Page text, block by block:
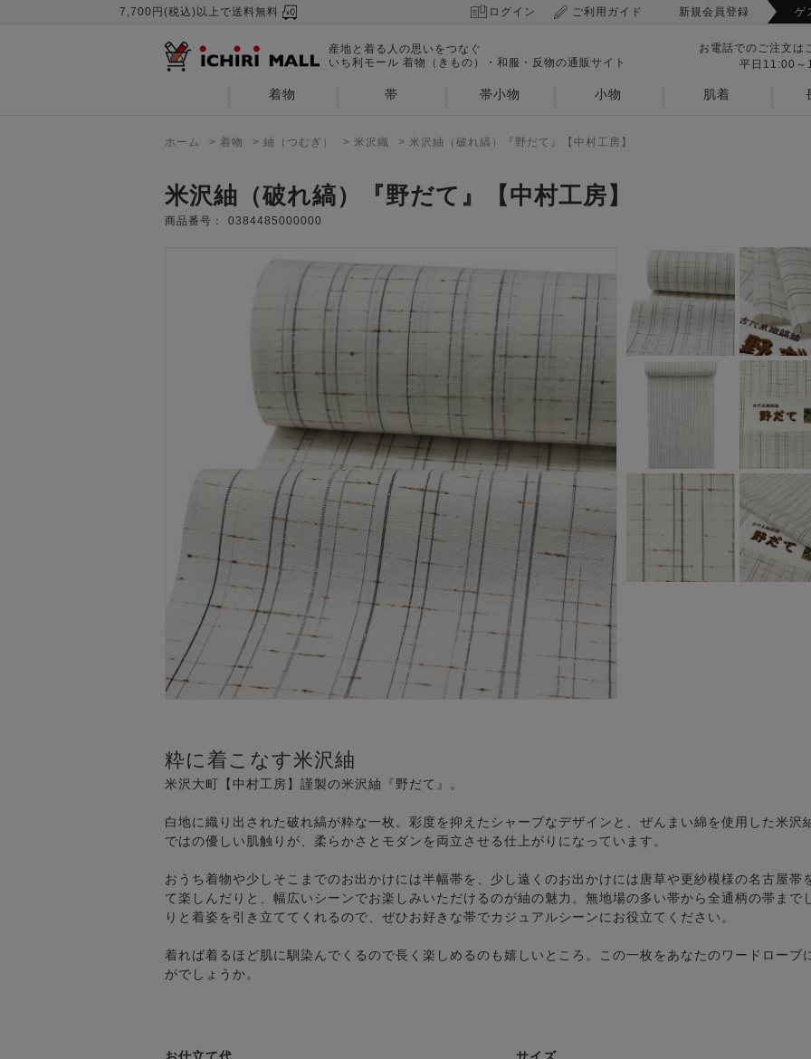
7,700円(税込)以上で送料無料 ログイン ご利用ガイド 新規会員登録 ゲ
産地と着る人の思いをつなぐ
いち利モール 着物（きもの）・和服・反物の通販サイト
お電話でのご注文は
平日11:00～
着物 帯 帯小物 小物 肌着
ホーム > 着物 > 紬（つむぎ） > 米沢織 > 米沢紬（破れ縞）『野だて』【中村工房】
米沢紬（破れ縞）『野だて』【中村工房】
商品番号： 0384485000000
粋に着こなす米沢紬
米沢大町【中村工房】謹製の米沢紬『野だて』。
白地に織り出された破れ縞が粋な一枚。彩度を抑えたシャープなデザインと、ぜんまい綿を使用した米沢
ではの優しい肌触りが、柔らかさとモダンを両立させる仕上がりになっています。
おうち着物や少しそこまでのお出かけには半幅帯を、少し遠くのお出かけには唐草や更紗模様の名古屋帯
て楽しんだりと、幅広いシーンでお楽しみいただけるのが紬の魅力。無地場の多い帯から全通柄の帯まで
りと着姿を引き立ててくれるので、ぜひお好きな帯でカジュアルシーンにお役立てください。
着れば着るほど肌に馴染んでくるので長く楽しめるのも嬉しいところ。この一枚をあなたのワードローブ
がでしょうか。